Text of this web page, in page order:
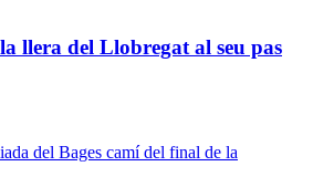
llera del Llobregat al seu pas